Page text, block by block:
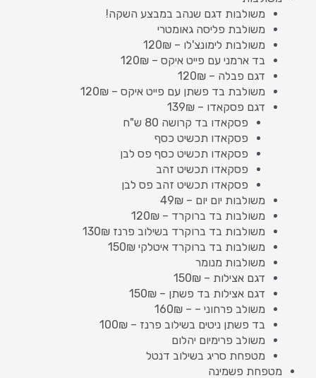
משולבות דגם שנהב במבצע השקה!
משולבת פליסה גאומטרי
משולבות לימונצ'לו – 120₪
בד ארמני עם פייט איקס – 120₪
דגם פבלה – 120₪
משולבת בד פשתן עם פייט איקס – 120₪
דגם פסקאדו – 139₪
פסקאדו בד קרושה 80 ש"ח
פסקאדו תכשיט כסף
פסקאדו תכשיט כסף פס לבן
פסקאדו תכשיט זהב
פסקאדו תכשיט זהב פס לבן
משולבות יום יום – 49₪
משולבות בד ברוקרד – 120₪
משולבות בד ברוקרד בשילוב פרנז 130₪
משולבות בד ברוקרד איטלקי 150₪
משולבות מנומר
דגם אצילות – 150₪
דגם אצילות בד פשתן – 150₪
משולב פרחוני – – 160₪
בד פשתן ניטים בשילוב פרנז – 100₪
משולב פרימיום יהלום
מטפחת סריג בשילוב דנטל
מטפחת פשמינה